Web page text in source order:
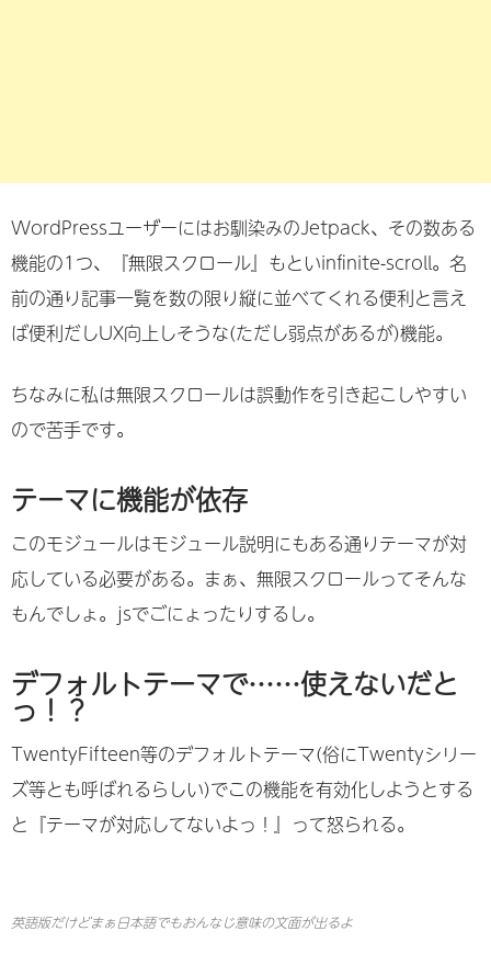
WordPressユーザーにはお馴染みのJetpack、その数ある
機能の1つ、『無限スクロール』もといinfinite-scroll。名
前の通り記事一覧を数の限り縦に並べてくれる便利と言え
ば便利だしUX向上しそうな(ただし弱点があるが)機能。
ちなみに私は無限スクロールは誤動作を引き起こしやすい
ので苦手です。
テーマに機能が依存
このモジュールはモジュール説明にもある通りテーマが対
応している必要がある。まぁ、無限スクロールってそんな
もんでしょ。jsでごにょったりするし。
デフォルトテーマで……使えないだと
っ！？
TwentyFifteen等のデフォルトテーマ(俗にTwentyシリー
ズ等とも呼ばれるらしい)でこの機能を有効化しようとする
と『テーマが対応してないよっ！』って怒られる。
英語版だけどまぁ日本語でもおんなじ意味の文面が出るよ